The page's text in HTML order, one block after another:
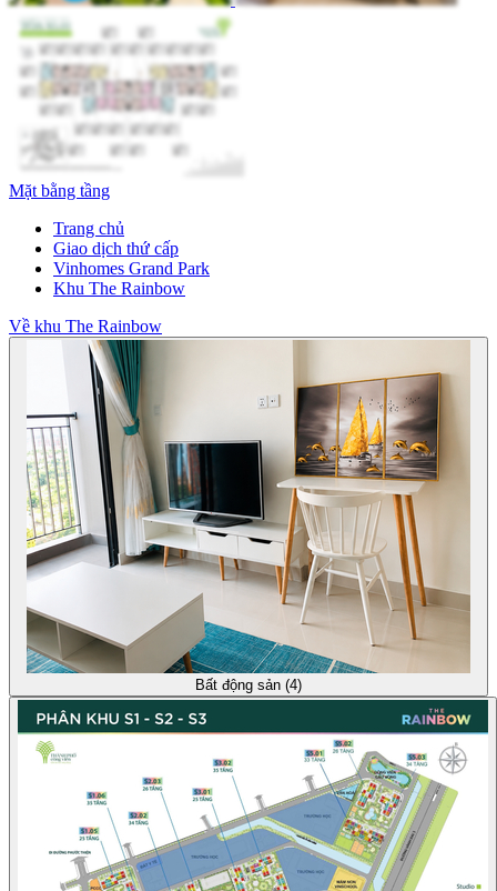
Mặt bằng tầng
Trang chủ
Giao dịch thứ cấp
Vinhomes Grand Park
Khu The Rainbow
Về khu The Rainbow
Bất động sản (4)